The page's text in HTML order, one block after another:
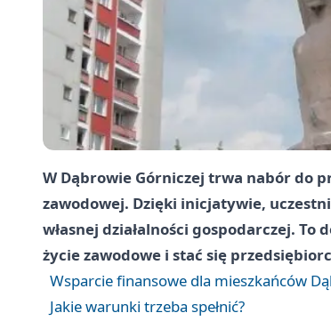
W Dąbrowie Górniczej trwa nabór do
zawodowej. Dzięki inicjatywie,
własnej działalności gospodarczej.
życie zawodowe i stać się
Wsparcie finansowe dla mieszkańców
Jakie warunki trzeba spełnić?